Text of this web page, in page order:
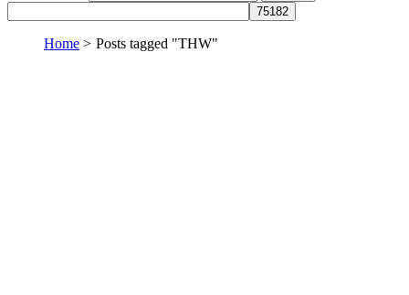
Home > Posts tagged "THW"